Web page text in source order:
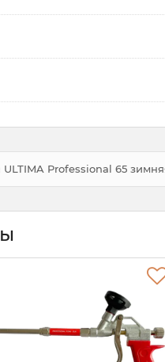
Professional 65